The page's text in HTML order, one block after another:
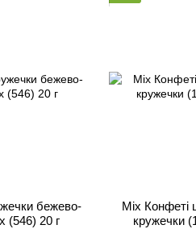
бежево-
(546) 20 г
Mix Конфеті
кружечки